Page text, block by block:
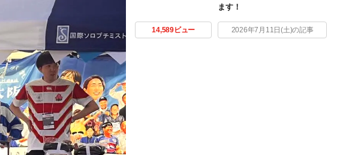
ます！
14,589ビュー 2026年7月11日(土)の記事